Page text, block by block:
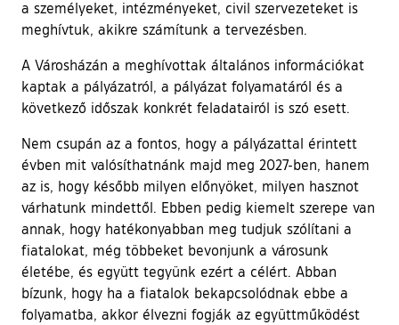
a személyeket, intézményeket, civil szervezeteket is
meghívtuk, akikre számítunk a tervezésben.
A Városházán a meghívottak általános információkat
kaptak a pályázatról, a pályázat folyamatáról és a
következő időszak konkrét feladatairól is szó esett.
Nem csupán az a fontos, hogy a pályázattal érintett
évben mit valósíthatnánk majd meg 2027-ben, hanem
az is, hogy később milyen előnyöket, milyen hasznot
várhatunk mindettől. Ebben pedig kiemelt szerepe van
annak, hogy hatékonyabban meg tudjuk szólítani a
fiatalokat, még többeket bevonjunk a városunk
életébe, és együtt tegyünk ezért a célért. Abban
bízunk, hogy ha a fiatalok bekapcsolódnak ebbe a
folyamatba, akkor élvezni fogják az együttműködést